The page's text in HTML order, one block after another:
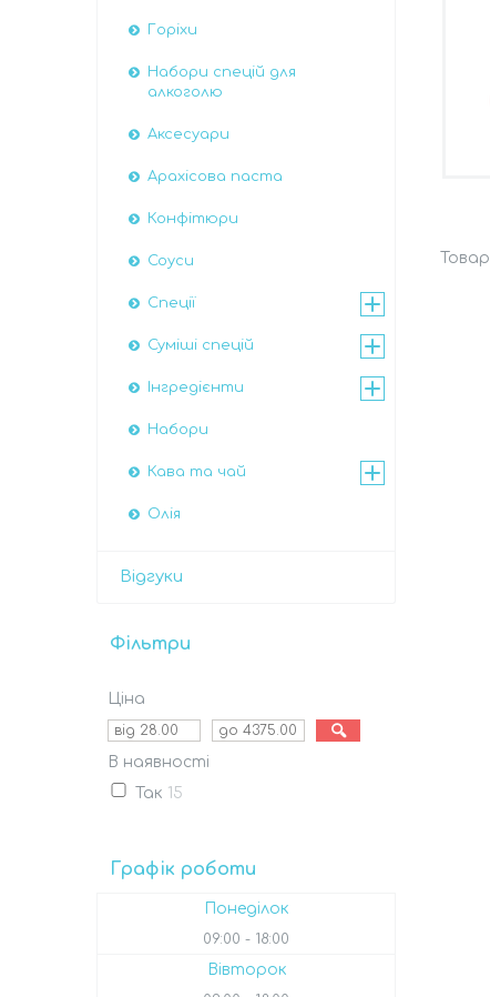
Горіхи
Набори спецій для
алкоголю
Аксесуари
Арахісова паста
Конфітюри
Соуси
Спеції
Суміші спецій
Інгредієнти
Набори
Кава та чай
Олія
Відгуки
Фільтри
Ціна
В наявності
Так 15
Графік роботи
Понеділок
09:00 18:00
Вівторок